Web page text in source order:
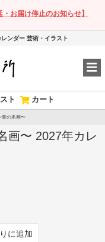
お届け停止のお知らせ】
ンダー 芸術・イラスト
ト カート
青の名画〜
画〜 2027年カレ
に追加